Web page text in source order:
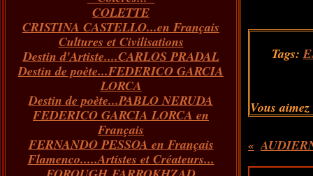
COLETTE
CRISTINA CASTELLO...en Français
Cultures et Civilisations
Destin d'Artiste....CARLOS PRADAL
Destin de poète...FEDERICO GARCIA
LORCA
Destin de poète...PABLO NERUDA
FEDERICO GARCIA LORCA en
Français
FERNANDO PESSOA en Français
Flamenco.....Artistes et Créateurs...
Tags:
Vous aimez